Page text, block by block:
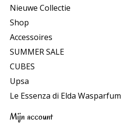
Nieuwe Collectie
Shop
Accessoires
SUMMER SALE
CUBES
Upsa
Le Essenza di Elda Wasparfum
Mijn account